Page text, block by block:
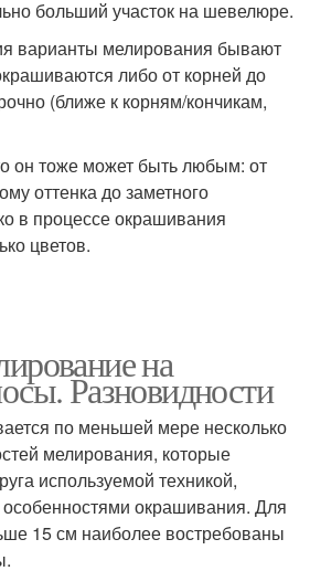
больший участок на шевелюре.
варианты мелирования бывают
либо от корней до
(ближе к корням/кончикам,
он тоже может быть любым: от
оттенка до заметного
в процессе окрашивания
цветов.
на
Разновидности
по меньшей мере несколько
мелирования, которые
используемой техникой,
окрашивания. Для
15 см наиболее востребованы